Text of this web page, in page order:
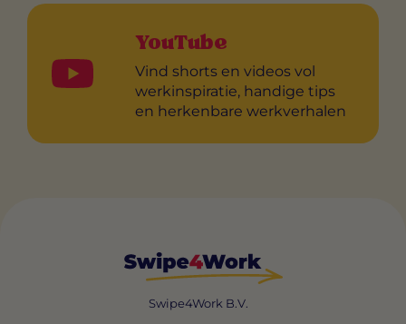
YouTube
Vind shorts en videos vol
werkinspiratie, handige tips
en herkenbare werkverhalen
Swipe4Work B.V.